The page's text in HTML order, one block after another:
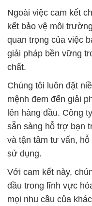
Ngoài việc cam kết
kết bảo vệ môi
quan trọng của việc
giải pháp bền vững
chất.
Chúng tôi luôn đặt
mệnh đem đến giải
lên hàng đầu. Công
sẵn sàng hỗ trợ bạn
và tận tâm tư vấn,
sử dụng.
Với cam kết này,
đầu trong lĩnh vực
mọi nhu cầu của